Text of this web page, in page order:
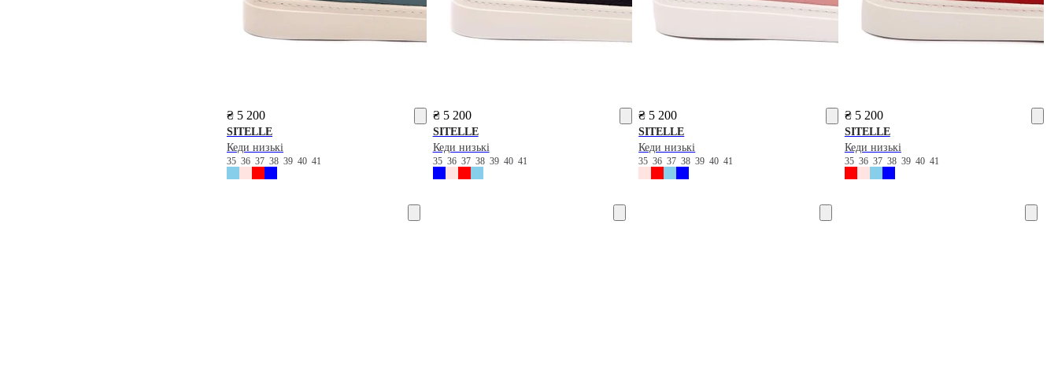
₴ 5 200
SITELLE
Кеди низькі
35 36 37 38 39 40 41
₴ 5 200
SITELLE
Кеди низькі
35 36 37 38 39 40 41
₴ 5 200
SITELLE
Кеди низькі
35363738394041
₴ 5 200
SITELLE
Кеди низькі
35 36 37 38 39 40 41